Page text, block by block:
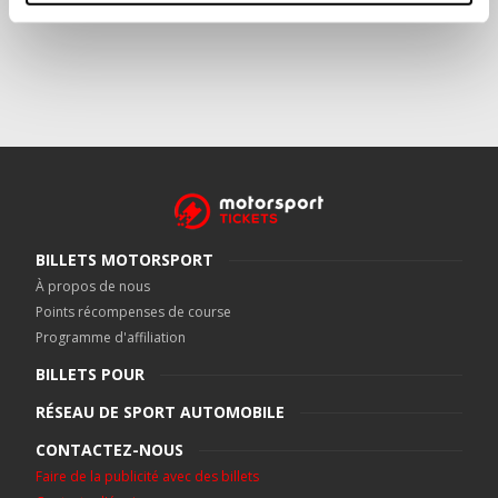
BILLETS MOTORSPORT
À propos de nous
Points récompenses de course
Programme d'affiliation
BILLETS POUR
RÉSEAU DE SPORT AUTOMOBILE
CONTACTEZ-NOUS
Faire de la publicité avec des billets